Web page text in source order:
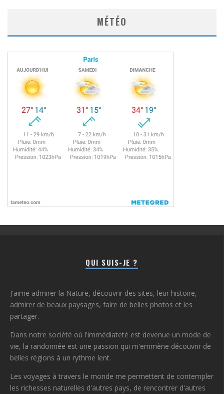
MÉTÉO
QUI SUIS-JE ?
J'aime admirer la Nature, découvrir des sites, leur histoire,
admirer de beaux paysages, faire de belles photos et les
partager.
Dans notre société où l'immédiateté est devenue un mode de
vie, la randonnée est une passion qui m'emmène découvrir de
belles régions à un rythme lent.
Les voyages à travers le monde me permettent de contempler
les richesses naturelles d'autres pays, de rencontrer d'autres